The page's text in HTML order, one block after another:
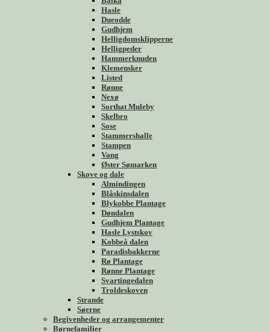
Hasle
Dueodde
Gudhjem
Helligdomsklipperne
Helligpeder
Hammerknuden
Klemensker
Listed
Rønne
Nexø
Sorthat Muleby
Skelbro
Sose
Stammershalle
Stampen
Vang
Øster Sømarken
Skove og dale
Almindingen
Blåskinsdalen
Blykobbe Plantage
Døndalen
Gudhjem Plantage
Hasle Lystskov
Kobbeå dalen
Paradisbakkerne
Rø Plantage
Rønne Plantage
Svartingedalen
Troldeskoven
Strande
Søerne
Begivenheder og arrangementer
Børnefamilier